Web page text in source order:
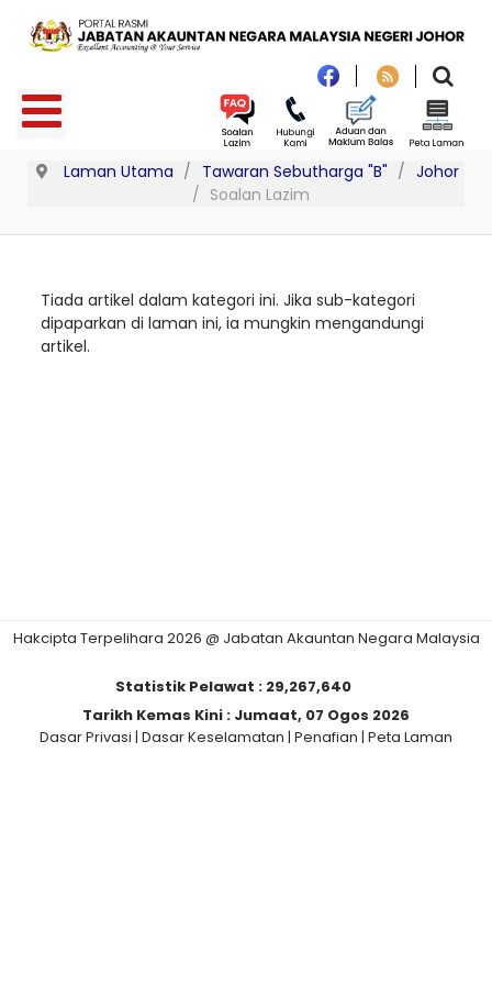
Laman Utama Tawaran Sebutharga "B"
Johor
Soalan Lazim
Tiada artikel dalam kategori ini. Jika sub-kategori
dipaparkan di laman ini, ia mungkin mengandungi
artikel.
Hakcipta Terpelihara 2026 @ Jabatan Akauntan Negara Malaysia
Statistik Pelawat : 29,267,640
Tarikh Kemas Kini : Jumaat, 07 Ogos 2026
Dasar Privasi | Dasar Keselamatan | Penafian | Peta Laman